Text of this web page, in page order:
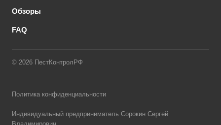
Обзоры
FAQ
© 2026 ПестКонтролРФ
Политика конфиденциальности
Индивидуальный предприниматель Сорокин Сергей